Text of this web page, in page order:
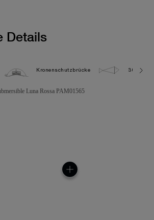
Details
Kronenschutzbrücke 30.0 bar